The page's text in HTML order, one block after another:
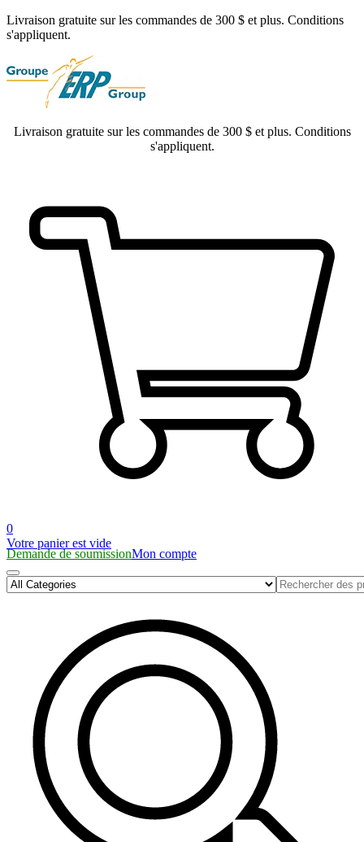
Livraison gratuite sur les commandes de 300 $ et plus. Conditions
s'appliquent.
Livraison gratuite sur les commandes de 300 $ et plus. Conditions
s'appliquent.
0
Votre panier est vide
Demande de soumissionMon compte